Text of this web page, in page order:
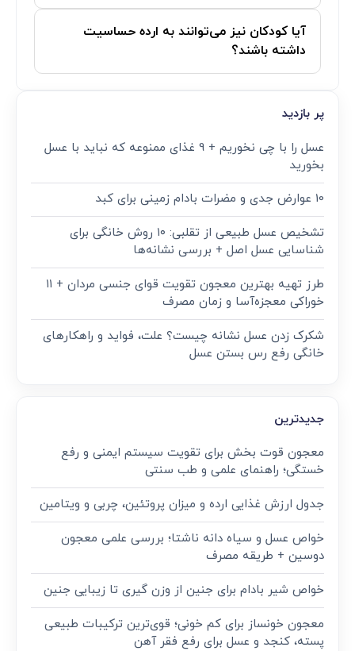
آیا کودکان نیز می‌توانند به ارده حساسیت
داشته باشند؟
پر بازدید
عسل را با چی نخوریم + 9 غذای ممنوعه که نباید با عسل
بخورید
10 عوارض جدی و مضرات بادام زمینی برای کبد
تشخیص عسل طبیعی از تقلبی: ۱۰ روش خانگی برای
شناسایی عسل اصل + بررسی نشانه‌ها
طرز تهیه بهترین معجون تقویت قوای جنسی مردان + ۱۱
خوراکی معجزه‌آسا و زمان مصرف
شکرک زدن عسل نشانه چیست؟ علت، فواید و راهکارهای
خانگی رفع رس بستن عسل
جدیدترین
معجون قوت‌ بخش برای تقویت سیستم ایمنی و رفع
خستگی؛ راهنمای علمی و طب سنتی
جدول ارزش غذایی ارده و میزان پروتئین، چربی و ویتامین
خواص عسل و سیاه دانه ناشتا؛ بررسی علمی معجون
دوسین + طریقه مصرف
خواص شیر بادام برای جنین از وزن گیری تا زیبایی جنین
معجون خونساز برای کم خونی؛ قوی‌ترین ترکیبات طبیعی
پسته، کنجد و عسل برای رفع فقر آهن